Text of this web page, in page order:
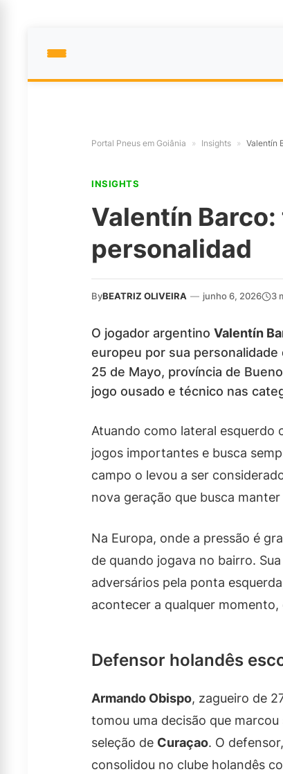
Portal Pneus em Goiânia » Insights » Valentín
INSIGHTS
Valentín
personalidad
ByBEATRIZ OLIVEIRA — junho 6, 2026 3
O jogador argentino Valentín
europeu por sua personalidade
25 de Mayo, província de
jogo ousado e técnico nas
Atuando como lateral esquerdo
jogos importantes e busca
campo o levou a ser
nova geração que busca
Na Europa, onde a pressão é
de quando jogava no bairro.
adversários pela ponta
acontecer a qualquer
Defensor holandês
Armando Obispo, zagueiro de
tomou uma decisão que
seleção de Curaçao. O
consolidou no clube holandês